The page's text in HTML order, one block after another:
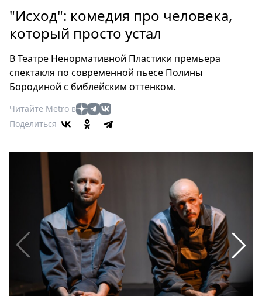
Россия
Мир
Еда
Туризм
Театр
Кино
Книги
Выставки
Пресс-
релизы
О
Metro
Стримы
Спецпроекты
Звезды
"Исход": комедия про человека,
который просто устал
В Театре Ненормативной Пластики премьера
спектакля по современной пьесе Полины
Бородиной с библейским оттенком.
Читайте Metro в
Поделиться